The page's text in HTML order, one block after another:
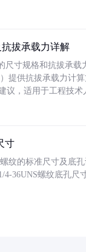
拔承载力详解
尺寸规格和抗拔承
提供抗拔承载力计
议，适用于工程技术
寸
纹的标准尺寸及底
4-36UNS螺纹底孔